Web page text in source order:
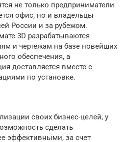
не только предприниматели
офис, но и владельцы
России и за рубежом.
3D разрабатываются
и чертежам на базе новейших
обеспечения, а
доставляется вместе с
по установке.
своих бизнес-целей, у
сделать
эффективными, за счет